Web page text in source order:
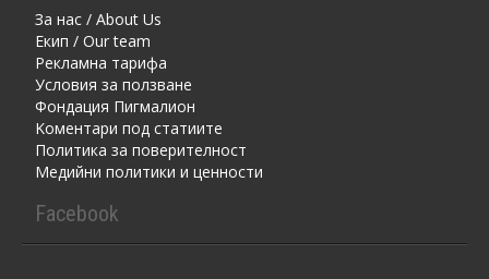
За нас / About Us
Екип / Our team
Рекламна тарифа
Условия за ползване
Фондация Пигмалион
Kоментaри под статиите
Политика за поверителност
Медийни политики и ценности
Facebook